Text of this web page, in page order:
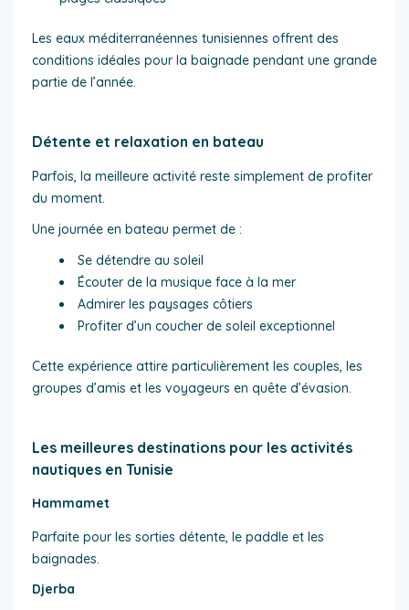
Les eaux méditerranéennes tunisiennes offrent des
conditions idéales pour la baignade pendant une grande
partie de l’année.
Détente et relaxation en bateau
Parfois, la meilleure activité reste simplement de profiter
du moment.
Une journée en bateau permet de :
Se détendre au soleil
Écouter de la musique face à la mer
Admirer les paysages côtiers
Profiter d’un coucher de soleil exceptionnel
Cette expérience attire particulièrement les couples, les
groupes d’amis et les voyageurs en quête d’évasion.
Les meilleures destinations pour les activités
nautiques en Tunisie
Hammamet
Parfaite pour les sorties détente, le paddle et les
baignades.
Djerba